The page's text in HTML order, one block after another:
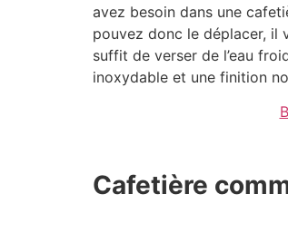
avez besoin dans une
pouvez donc le déplacer, il
suffit de verser de l’eau
inoxydable et une finition
Cafetière